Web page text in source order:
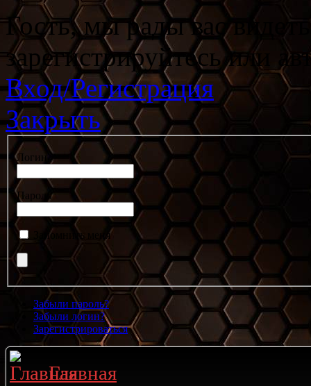
Гость, мы рады вас
зарегистрируйтесь или
Вход/Регистрация
Закрыть
Логин
Пароль
Запомнить меня
Забыли пароль?
Забыли логин?
Зарегистрироваться
Главная